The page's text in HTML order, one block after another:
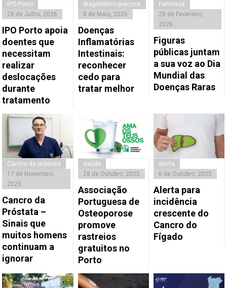
IPO-Porto
28 de Julho, 2026
IPO Porto apoia
doentes que
necessitam
realizar
deslocações
durante
tratamento
diagnóstico precoce
8 de Maio, 2026
Doenças
Inflamatórias
Intestinais:
reconhecer
cedo para
tratar melhor
Famosos
28 de Fevereiro,
2026
Figuras
públicas juntam
a sua voz ao Dia
Mundial das
Doenças Raras
Cancro da próstata
17 de Novembro,
2025
Cancro da
Próstata –
Sinais que
muitos homens
continuam a
ignorar
saúde
28 de Outubro, 2025
Associação
Portuguesa de
Osteoporose
promove
rastreios
gratuitos no
Porto
alerta
6 de Outubro, 2025
Alerta para
incidência
crescente do
Cancro do
Fígado